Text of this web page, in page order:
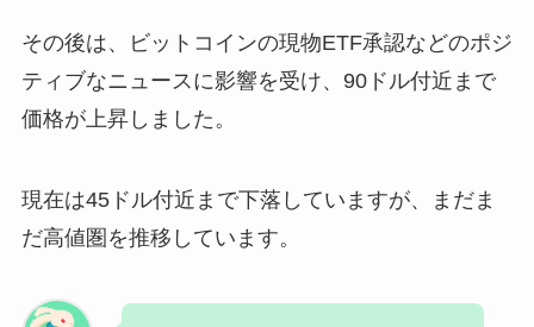
その後は、ビットコインの現物ETF承認などのポジ
ティブなニュースに影響を受け、90ドル付近まで
価格が上昇しました。
現在は45ドル付近まで下落していますが、まだま
だ高値圏を推移しています。